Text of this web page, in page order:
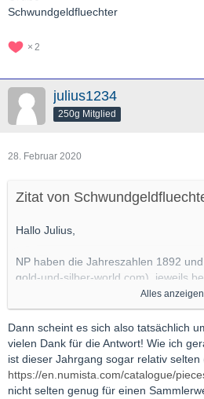
Schwundgeldfluechter
2
julius1234
250g Mitglied
28. Februar 2020
Zitat von
Hallo Julius,
NP haben die Jahreszahlen 1892
gold-und-silber-world.com), jeweils
Bei den 100 KR gibt es wohl NP für
Grüße
Schwundgeldfluechter
Alles anzeigen
Dann scheint es sich also tatsächlich
vielen Dank für die Antwort! Wie ich
ist dieser Jahrgang sogar relativ
https://en.numista.com/catalogue/
nicht selten genug für einen